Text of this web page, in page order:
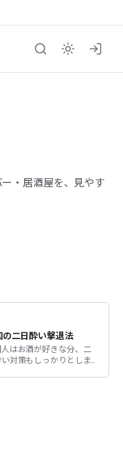
・居酒屋を、見やす
の二日酔い撃退法
はお酒が好きな分、二
対策もしっかりとしま